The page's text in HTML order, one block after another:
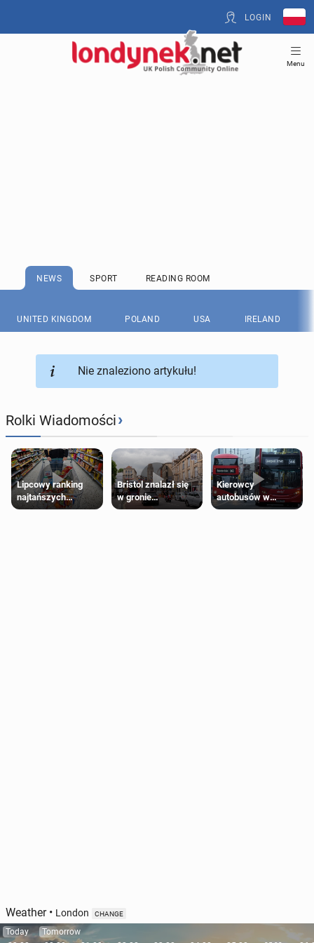
LOGIN
Menu
NEWS SPORT READING ROOM
UNITED KINGDOM POLAND USA IRELAND
Nie znaleziono artykułu!
Rolki Wiadomości›
Lipcowy ranking
najtańszych
supermarketów
Bristol znalazł się
w gronie
najlepszych
Kierowcy
autobusów w
Londynie
Weather• London CHANGE
Today
Tomorrow